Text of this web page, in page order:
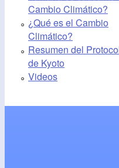
Cambio Climático?
¿Qué es el Cambio
Climático?
Resumen del
de Kyoto
Videos